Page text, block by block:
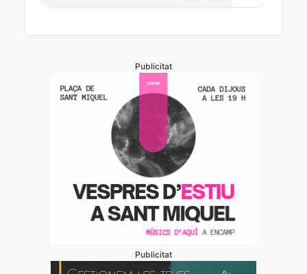
Publicitat
Publicitat